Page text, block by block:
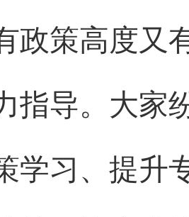
政策高度又
指导。 大家
学习、提升